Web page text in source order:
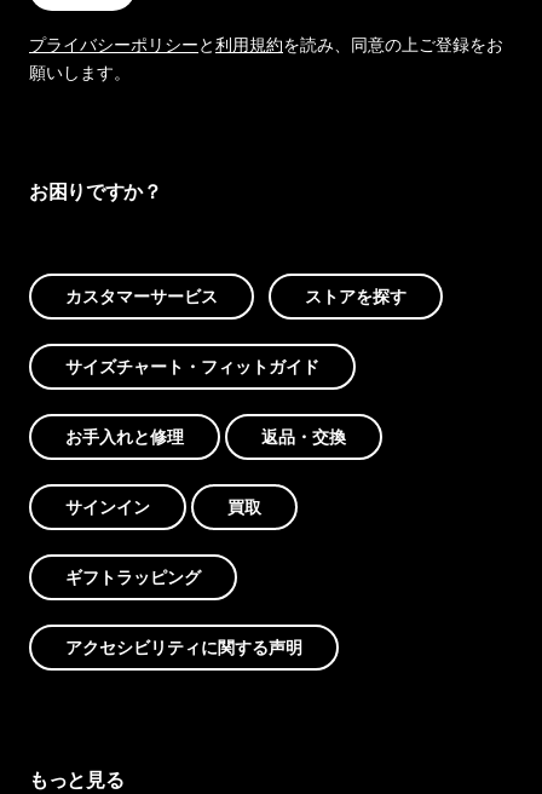
プライバシーポリシーと利用規約を読み、同意の上ご登録をお
願いします。
お困りですか？
カスタマーサービス ストアを探す
サイズチャート・フィットガイド
お手入れと修理 返品・交換
サインイン 買取
ギフトラッピング
アクセシビリティに関する声明
もっと見る